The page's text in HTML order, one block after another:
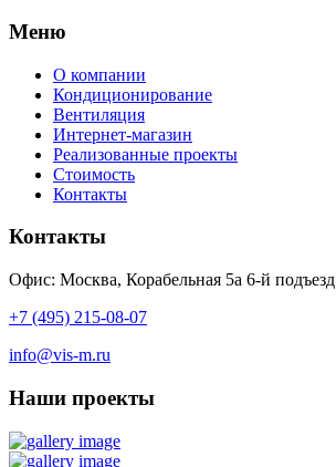
Меню
О компании
Кондиционирование
Вентиляция
Интернет-магазин
Реализованные проекты
Стоимость
Контакты
Контакты
Офис: Москва, Корабельная 5а 6-й подъезд
+7 (495) 215-08-07
info@vis-m.ru
Наши проекты